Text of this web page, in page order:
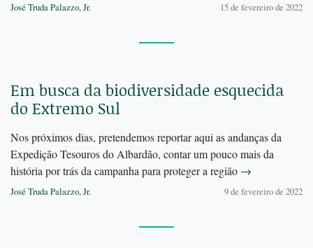
José Truda Palazzo, Jr. 15 de fevereiro de 2022
Em busca da biodiversidade esquecida
do Extremo Sul
Nos próximos dias, pretendemos reportar aqui as andanças da
Expedição Tesouros do Albardão, contar um pouco mais da
história por trás da campanha para proteger a região →
José Truda Palazzo, Jr. 9 de fevereiro de 2022